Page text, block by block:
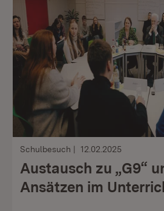
Schulbesuch 12.02.2025
Austausch zu „G9“
Ansätzen im